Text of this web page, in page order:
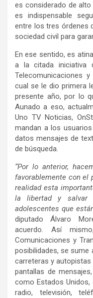
es considerado de alto
es indispensable
entre los tres órdenes
sociedad civil para
En ese sentido, es
a la citada iniciativa
Telecomunicaciones
cual se le dio primera
presente año, por lo
Aunado a eso,
Uno TV Noticias,
mandan a los
datos mensajes de
de búsqueda.
“Por lo anterior,
favorablemente con el
realidad esta
la libertad y
adolescentes que
diputado Álvaro
acuerdo. Así
Comunicaciones y
posibilidades, se sume
carreteras y
pantallas de
como Estados
radio, televisión,